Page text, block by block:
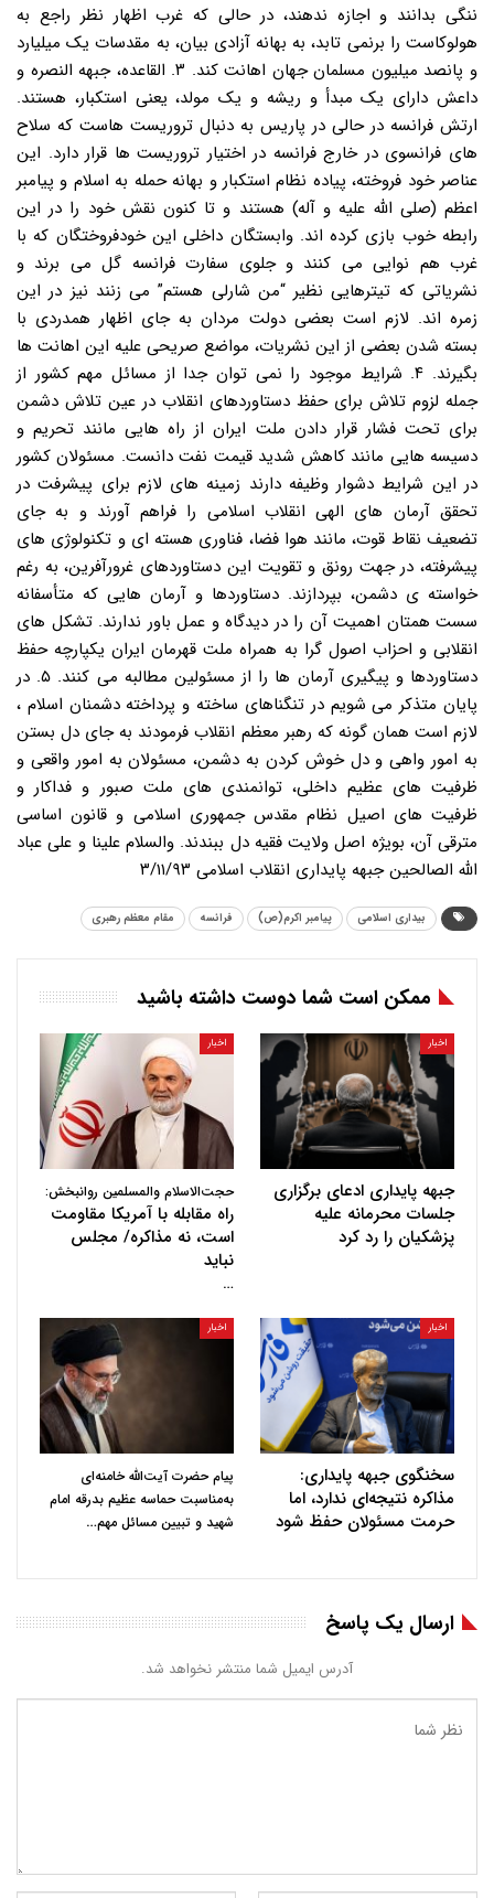
ننگی بدانند و اجازه ندهند، در حالی که غرب اظهار نظر راجع به
هولوکاست را برنمی تابد، به بهانه آزادی بیان، به مقدسات یک میلیارد
و پانصد میلیون مسلمان جهان اهانت کند. ۳. القاعده، جبهه النصره و
داعش دارای یک مبدأ و ریشه و یک مولد، یعنی استکبار، هستند.
ارتش فرانسه در حالی در پاریس به دنبال تروریست هاست که سلاح
های فرانسوی در خارج فرانسه در اختیار تروریست ها قرار دارد. این
عناصر خود فروخته، پیاده نظام استکبار و بهانه حمله به اسلام و پیامبر
اعظم (صلی الله علیه و آله) هستند و تا کنون نقش خود را در این
رابطه خوب بازی کرده اند. وابستگان داخلی این خودفروختگان که با
غرب هم نوایی می کنند و جلوی سفارت فرانسه گل می برند و
نشریاتی که تیترهایی نظیر “من شارلی هستم” می زنند نیز در این
زمره اند. لازم است بعضی دولت مردان به جای اظهار همدردی با
بسته شدن بعضی از این نشریات، مواضع صریحی علیه این اهانت ها
بگیرند. ۴. شرایط موجود را نمی توان جدا از مسائل مهم کشور از
جمله لزوم تلاش برای حفظ دستاوردهای انقلاب در عین تلاش دشمن
برای تحت فشار قرار دادن ملت ایران از راه هایی مانند تحریم و
دسیسه هایی مانند کاهش شدید قیمت نفت دانست. مسئولان کشور
در این شرایط دشوار وظیفه دارند زمینه های لازم برای پیشرفت در
تحقق آرمان های الهی انقلاب اسلامی را فراهم آورند و به جای
تضعیف نقاط قوت، مانند هوا فضا، فناوری هسته ای و تکنولوژی های
پیشرفته، در جهت رونق و تقویت این دستاوردهای غرورآفرین، به رغم
خواسته ی دشمن، بپردازند. دستاوردها و آرمان هایی که متأسفانه
سست همتان اهمیت آن را در دیدگاه و عمل باور ندارند. تشکل های
انقلابی و احزاب اصول گرا به همراه ملت قهرمان ایران یکپارچه حفظ
دستاوردها و پیگیری آرمان ها را از مسئولین مطالبه می کنند. ۵. در
پایان متذکر می شویم در تنگناهای ساخته و پرداخته دشمنان اسلام ،
لازم است همان گونه که رهبر معظم انقلاب فرمودند به جای دل بستن
به امور واهی و دل خوش کردن به دشمن، مسئولان به امور واقعی و
ظرفیت های عظیم داخلی، توانمندی های ملت صبور و فداکار و
ظرفیت های اصیل نظام مقدس جمهوری اسلامی و قانون اساسی
مترقی آن، بویژه اصل ولایت فقیه دل ببندند. والسلام علینا و علی عباد
الله الصالحین جبهه پایداری انقلاب اسلامی ۳/۱۱/۹۳
بیداری اسلامی پیامبر اکرم(ص) فرانسه مقام معظم رهبری
ممکن است شما دوست داشته باشید
اخبار
جبهه پایداری ادعای برگزاری
جلسات محرمانه علیه
پزشکیان را رد کرد
اخبار
حجت‌الاسلام والمسلمین روانبخش:
راه مقابله با آمریکا مقاومت
است، نه مذاکره/ مجلس
نباید
…
اخبار
سخنگوی جبهه پایداری:
مذاکره نتیجه‌ای ندارد، اما
حرمت مسئولان حفظ شود
اخبار
پیام حضرت آیت‌الله خامنه‌ای
به‌مناسبت حماسه عظیم بدرقه امام
شهید و تبیین مسائل مهم…
ارسال یک پاسخ
آدرس ایمیل شما منتشر نخواهد شد.